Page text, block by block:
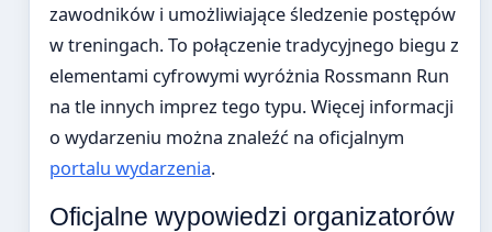
zawodników i umożliwiające śledzenie postępów
w treningach. To połączenie tradycyjnego biegu z
elementami cyfrowymi wyróżnia Rossmann Run
na tle innych imprez tego typu. Więcej informacji
o wydarzeniu można znaleźć na oficjalnym
portalu wydarzenia.
Oficjalne wypowiedzi organizatorów